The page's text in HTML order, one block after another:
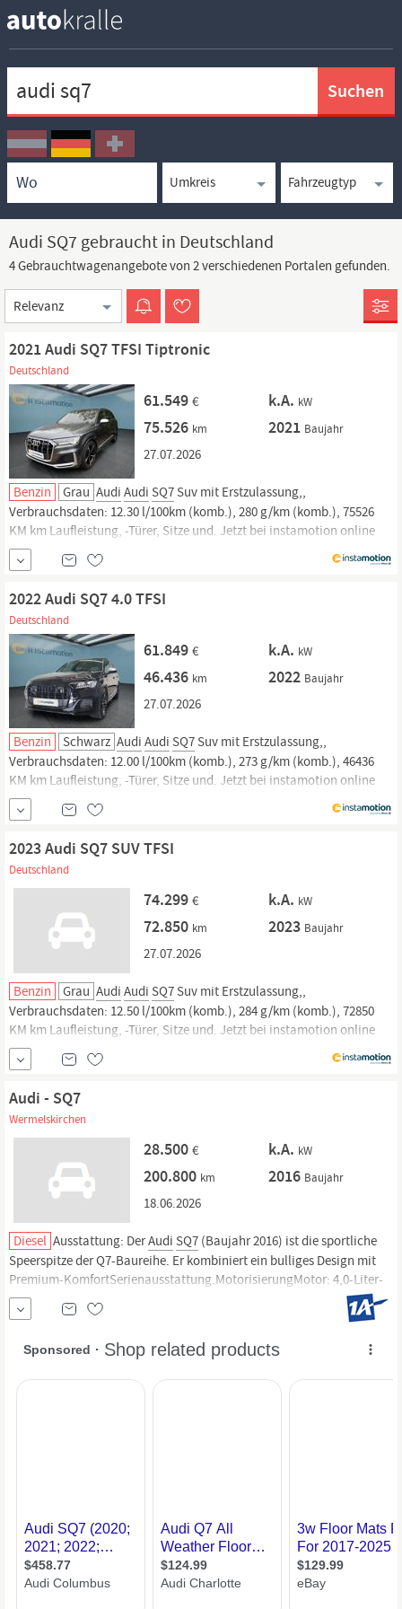
Ortssuche
Umkreissuche
Typsuche
Audi SQ7 gebraucht in Deutschland
4 Gebrauchtwagenangebote von 2 verschiedenen Portalen gefunden.
Sortierung
2021 Audi SQ7 TFSI Tiptronic
Deutschland
61.549 € k.A. kW
75.526 km 2021 Baujahr
27.07.2026
Benzin Grau Audi Audi SQ7 Suv mit Erstzulassung,,
Verbrauchsdaten: 12.30 l/100km (komb.), 280 g/km (komb.), 75526
KM km Laufleistung, -Türer, Sitze und. Jetzt bei instamotion online
kaufen oder günstig finanzieren. Nur geprüfte Fahrzeuge mit
Garantie, 14 Tage Rückgaberecht und Lieferung vor die Haustür. Jetzt
2022 Audi SQ7 4.0 TFSI
Deutschland
61.849 € k.A. kW
46.436 km 2022 Baujahr
27.07.2026
Benzin Schwarz Audi Audi SQ7 Suv mit Erstzulassung,,
Verbrauchsdaten: 12.00 l/100km (komb.), 273 g/km (komb.), 46436
KM km Laufleistung, -Türer, Sitze und. Jetzt bei instamotion online
kaufen oder günstig finanzieren. Nur geprüfte Fahrzeuge mit
Garantie, 14 Tage Rückgaberecht und Lieferung vor die Haustür. Jetzt
2023 Audi SQ7 SUV TFSI
Deutschland
74.299 € k.A. kW
72.850 km 2023 Baujahr
27.07.2026
Benzin Grau Audi Audi SQ7 Suv mit Erstzulassung,,
Verbrauchsdaten: 12.50 l/100km (komb.), 284 g/km (komb.), 72850
KM km Laufleistung, -Türer, Sitze und. Jetzt bei instamotion online
kaufen oder günstig finanzieren. Nur geprüfte Fahrzeuge mit
Garantie, 14 Tage Rückgaberecht und Lieferung vor die Haustür. Jetzt
Audi - SQ7
Wermelskirchen
28.500 € k.A. kW
200.800 km 2016 Baujahr
18.06.2026
Diesel Ausstattung: DerAudi SQ7 (Baujahr 2016) ist die sportliche
Speerspitze der Q7-Baureihe. Er kombiniert ein bulliges Design mit
Premium-KomfortSerienausstattung.MotorisierungMotor: 4,0-Liter-
V8-TDI (Diesel) mit Biturbo-Aufladung und elektrischem
VerdichterLeistung: 320 kW (435 PS) und 900 Nm Drehmoment -